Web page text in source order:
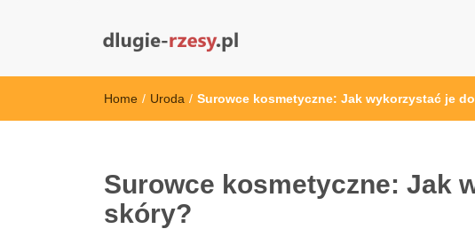
Home / Uroda / Surowce kosmetyczne: Jak wykorzystać je
Surowce kosmetyczne: Jak
skóry?